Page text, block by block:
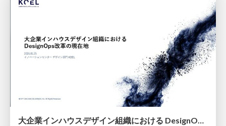
大企業インハウスデザイン組織における DesignOps改革の現在地 / DesignOps at Scale: Navigating Transformation in Large Enterprises